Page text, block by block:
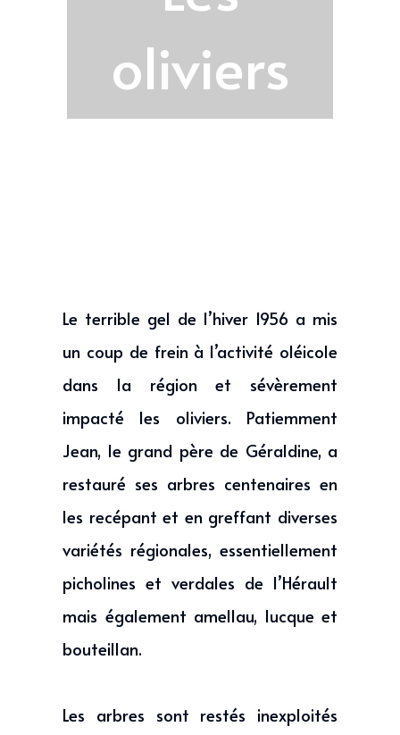
oliviers
Le terrible gel de l’hiver 1956 a mis
un coup de frein à l’activité oléicole
dans la région et sévèrement
impacté les oliviers. Patiemment
Jean, le grand père de Géraldine, a
restauré ses arbres centenaires en
les recépant et en greffant diverses
variétés régionales, essentiellement
picholines et verdales de l’Hérault
mais également amellau, lucque et
bouteillan.
Les arbres sont restés inexploités